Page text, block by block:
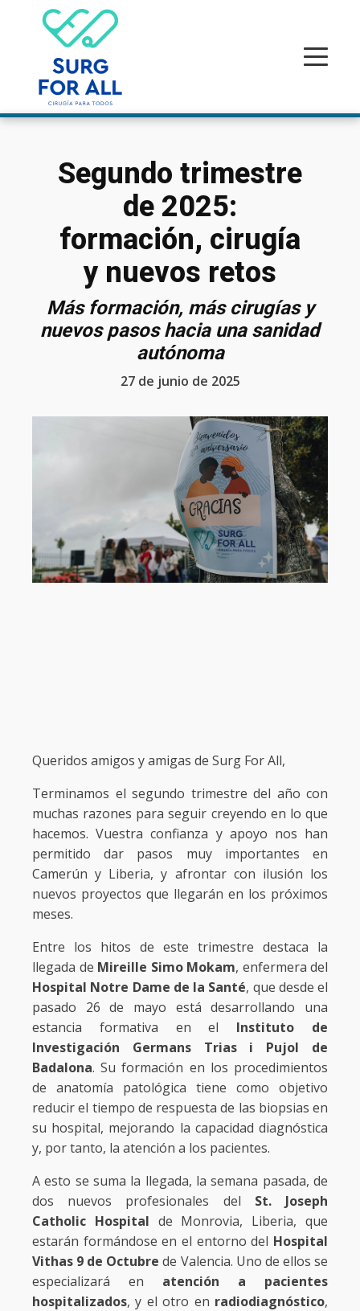
Segundo trimestre
de 2025:
formación, cirugía
y nuevos retos
Más formación, más cirugías y
nuevos pasos hacia una sanidad
autónoma
27 de junio de 2025
Queridos amigos y amigas de Surg For All,
Terminamos el segundo trimestre del año con
muchas razones para seguir creyendo en lo que
hacemos. Vuestra confianza y apoyo nos han
permitido dar pasos muy importantes en
Camerún y Liberia, y afrontar con ilusión los
nuevos proyectos que llegarán en los próximos
meses.
Entre los hitos de este trimestre destaca la
llegada de Mireille Simo Mokam, enfermera del
Hospital Notre Dame de la Santé, que desde el
pasado 26 de mayo está desarrollando una
estancia formativa en el Instituto de
Investigación Germans Trias i Pujol de
Badalona. Su formación en los procedimientos
de anatomía patológica tiene como objetivo
reducir el tiempo de respuesta de las biopsias en
su hospital, mejorando la capacidad diagnóstica
y, por tanto, la atención a los pacientes.
A esto se suma la llegada, la semana pasada, de
dos nuevos profesionales del St. Joseph
Catholic Hospital de Monrovia, Liberia, que
estarán formándose en el entorno del Hospital
Vithas 9 de Octubre de Valencia. Uno de ellos se
especializará en atención a pacientes
hospitalizados, y el otro en radiodiagnóstico,